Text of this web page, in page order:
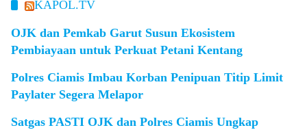
KAPOL.TV
OJK dan Pemkab Garut Susun Ekosistem
Pembiayaan untuk Perkuat Petani Kentang
Polres Ciamis Imbau Korban Penipuan Titip Limit
Paylater Segera Melapor
Satgas PASTI OJK dan Polres Ciamis Ungkap